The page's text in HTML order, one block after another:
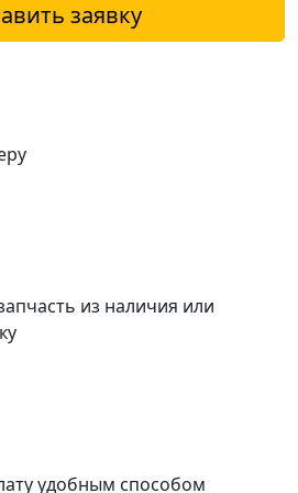
заявку
из наличия или
удобным способом